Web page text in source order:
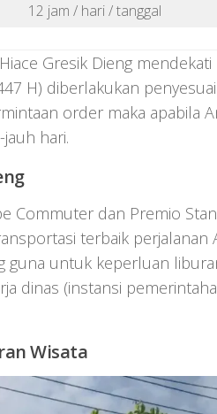
12 jam / hari / tanggal
Gresik Dieng
H) diberlakukan
order maka apabila
hari.
Commuter dan Premio
terbaik perjalanan
guna untuk keperluan
dinas (instansi
Wisata